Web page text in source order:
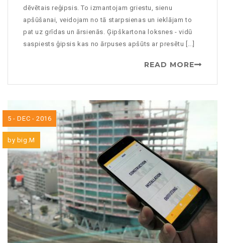
dēvētais reģipsis. To izmantojam griestu, sienu
apšūšanai, veidojam no tā starpsienas un ieklājam to
pat uz grīdas un ārsienās. Ģipškartona loksnes - vidū
saspiests ģipsis kas no ārpuses apšūts ar presētu [...]
READ MORE
5 - DEC - 2016
by big.M